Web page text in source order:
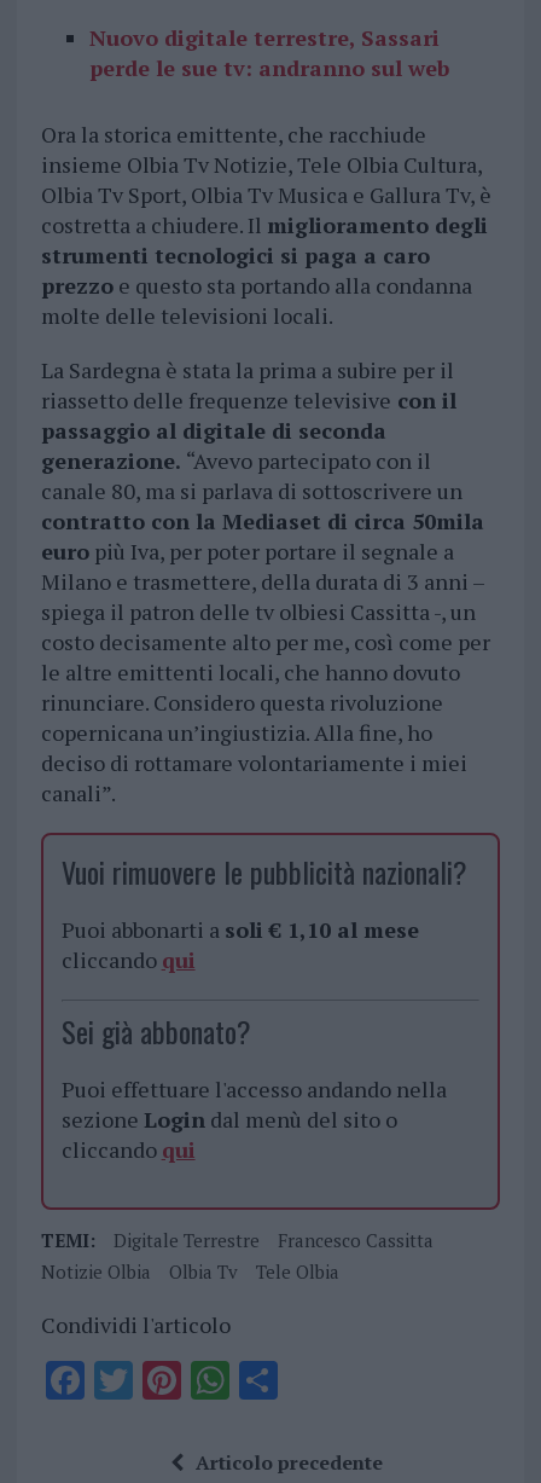
Nuovo digitale terrestre, Sassari
perde le sue tv: andranno sul web
Ora la storica emittente, che racchiude
insieme Olbia Tv Notizie, Tele Olbia Cultura,
Olbia Tv Sport, Olbia Tv Musica e Gallura Tv, è
costretta a chiudere. Il miglioramento degli
strumenti tecnologici si paga a caro
prezzoe questo sta portando alla condanna
molte delle televisioni locali.
La Sardegna è stata la prima a subire per il
riassetto delle frequenze televisive con il
passaggio al digitale di seconda
generazione. “Avevo partecipato con il
canale 80, ma si parlava di sottoscrivere un
contratto con la Mediaset di circa 50mila
europiù Iva, per poter portare il segnale a
Milano e trasmettere, della durata di 3 anni –
spiega il patron delle tv olbiesi Cassitta -, un
costo decisamente alto per me, così come per
le altre emittenti locali, che hanno dovuto
rinunciare. Considero questa rivoluzione
copernicana un’ingiustizia. Alla fine, ho
deciso di rottamare volontariamente i miei
canali”.
Vuoi rimuovere le pubblicità nazionali?
Puoi abbonarti a soli € 1,10 al mese
cliccando qui
Sei già abbonato?
Puoi effettuare l'accesso andando nella
sezione Logindal menù del sito o
cliccando qui
TEMI: Digitale Terrestre
Francesco Cassitta
Notizie Olbia
Olbia Tv Tele Olbia
Condividi l'articolo
F T Pi
te
W
at
S
a
Articolo precedente